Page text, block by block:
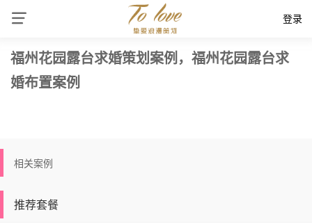
登录
福州花园露台求婚策划案例，福州花园露台求
婚布置案例
相关案例
推荐套餐